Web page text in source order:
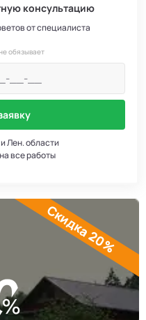
консультацию
от специалиста
обязывает
Лен. области
все работы
Скидка 20%